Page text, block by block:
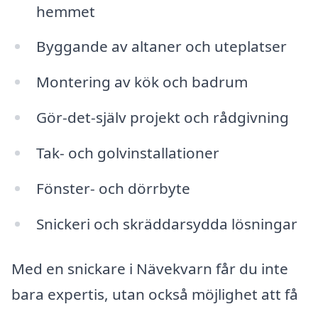
hemmet
Byggande av altaner och uteplatser
Montering av kök och badrum
Gör-det-själv projekt och rådgivning
Tak- och golvinstallationer
Fönster- och dörrbyte
Snickeri och skräddarsydda lösningar
Med en snickare i Nävekvarn får du inte
bara expertis, utan också möjlighet att få